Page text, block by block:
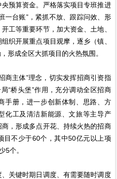
预算资金。严格落实项目专班推进
一台账”，紧抓不放、跟踪问效、形
工等重要环节，加大资金、土地、
织开展重点项目观摩，逐乡（镇、
形成全区大抓项目的火热氛围。
商主体”理念，切实发挥招商引资指
“桥头堡”作用，充分调动全区招商
手册，进一步创新体制、思路、方
化工及清洁新能源、文旅等主导产
，形成多点开花、持续火热的招商
目不少于60个，其中50亿元以上项
5个。
关键时期日调度、有需要随时调度